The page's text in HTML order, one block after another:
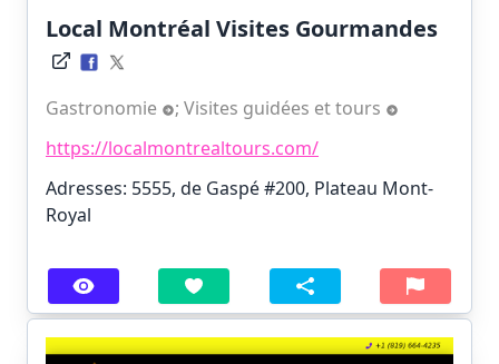
Local Montréal Visites Gourmandes
Gastronomie ; Visites guidées et tours
https://localmontrealtours.com/
Adresses: 5555, de Gaspé #200, Plateau Mont-
Royal